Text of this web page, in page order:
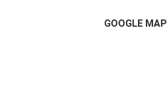
GOOGLE MAP